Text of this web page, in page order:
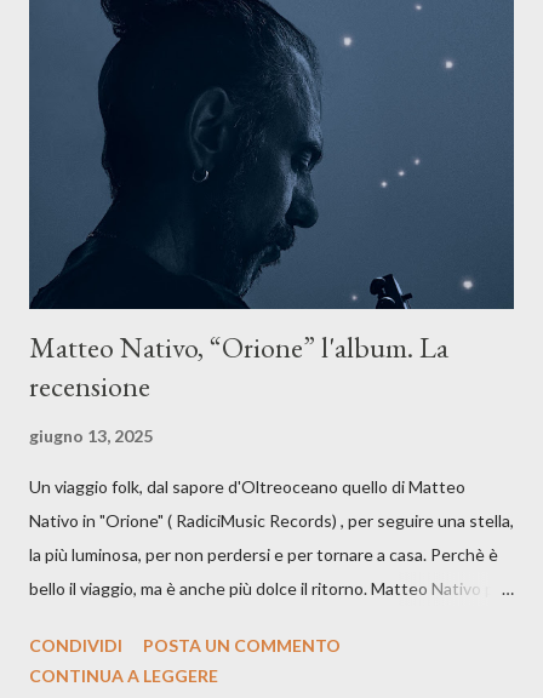
La canzone racconta la difficoltà di creare, e perfino di esistere,
sotto il peso della realtà. Ma lo fa cercando una via d’uscita, una
forma di assoluzione, nel vivere e nel suonare, nel trovare respiro
anche quando l’aria sembra farsi più densa. Il brano è anche una
dichiarazione d’intenti: Cico Messina apre il suo nuovo percorso
artistico con una composizi...
Matteo Nativo, “Orione” l'album. La
recensione
giugno 13, 2025
Un viaggio folk, dal sapore d'Oltreoceano quello di Matteo
Nativo in "Orione" ( RadiciMusic Records) , per seguire una stella,
la più luminosa, per non perdersi e per tornare a casa. Perchè è
bello il viaggio, ma è anche più dolce il ritorno. Matteo Nativo per
indubbiamente matura e consapevole oltre che con ottimi
CONDIVIDI
POSTA UN COMMENTO
CONTINUA A LEGGERE